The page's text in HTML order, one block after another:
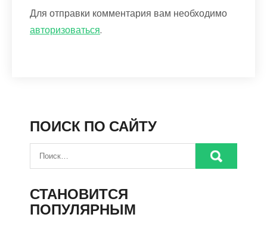
Для отправки комментария вам необходимо
авторизоваться.
ПОИСК ПО САЙТУ
СТАНОВИТСЯ
ПОПУЛЯРНЫМ